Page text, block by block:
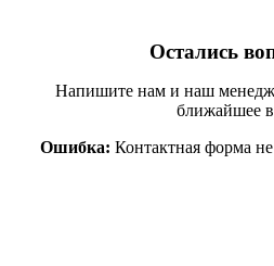
Остались
Напишите нам и наш
ближайшее
Ошибка: Контактная форма